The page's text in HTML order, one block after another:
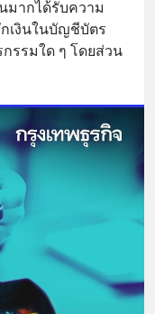
มากได้รับความ
เงินในบัญชีบัตร
รรมใด ๆ โดยส่วน